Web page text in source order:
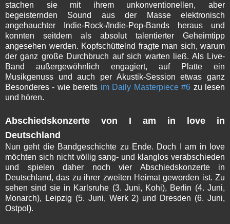
stachen sie mit ihrem unkonventionellen, aber
begeisternden Sound aus der Masse elektronisch
angehauchter Indie-Rock-/Indie-Pop-Bands heraus und
konnten seitdem als absolut talentierter Geheimtipp
angesehen werden. Kopfschüttelnd fragte man sich, warum
der ganz große Durchbruch auf sich warten ließ. Als Live-
Band außergewöhnlich engagiert, auf Platte ein
Musikgenuss und auch per Akustik-Session etwas ganz
Besonderes - wie bereits im Daily Masterpiece #6 zu lesen
und hören.
Abschiedskonzerte von I am in love in
Deutschland
Nun geht die Bandgeschichte zu Ende. Doch I am in love
möchten sich nicht völlig sang- und klanglos verabschieden
und spielen daher noch vier Abschiedskonzerte in
Deutschland, das zu ihrer zweiten Heimat geworden ist. Zu
sehen sind sie in Karlsruhe (3. Juni, Kohi), Berlin (4. Juni,
Monarch), Leipzig (5. Juni, Werk 2) und Dresden (6. Juni,
Ostpol).